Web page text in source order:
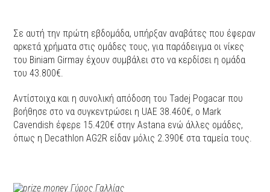
Σε αυτή την πρώτη εβδομάδα, υπήρξαν αναβάτες που έφεραν
αρκετά χρήματα στις ομάδες τους, για παράδειγμα oι νίκες
του Biniam Girmay έχουν συμβάλει στο να κερδίσει η ομάδα
του 43.800€.
Αντίστοιχα και η συνολική απόδοση του Tadej Pogacar που
βοήθησε στο να συγκεντρώσει η UAE 38.460€, o Mark
Cavendish έφερε 15.420€ στην Astana ενώ άλλες ομάδες,
όπως η Decathlon AG2R είδαν μόλις 2.390€ στα ταμεία τους.